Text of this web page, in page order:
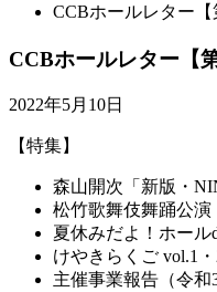
CCBホールレター【
CCBホールレター【
2022年5月10日
【特集】
森山開次「新版・
松竹歌舞伎舞踊公演
夏休みだよ！ホール
けやきらくご vol.1
主催事業報告（令和